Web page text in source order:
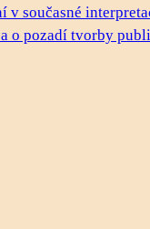
současné
o pozadí tvorby